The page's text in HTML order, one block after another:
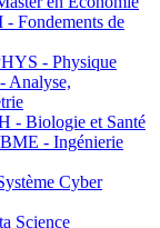
Fondements de
- Physique
- Biologie et Santé
- Ingénierie
Cyber
Science